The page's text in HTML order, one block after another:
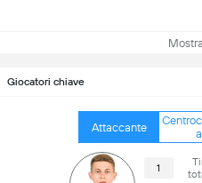
Giocatori chiave
Attaccante
a
1